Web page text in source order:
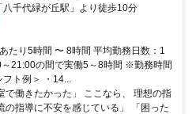
千代緑が丘駅」より徒歩10分
たり5時間 〜 8時間 平均勤務日数：1
21:00の間で実働5～8時間 ※勤務時間
ト例＞ ・14...
で働きたかった」 ここなら、 理想の指
の指導に不安を感じている」 「困った